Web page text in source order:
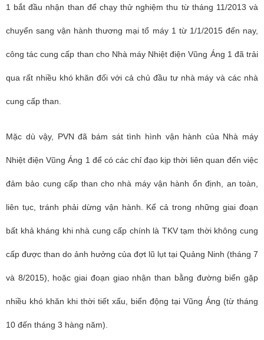
1 bắt đầu nhận than để chạy thử nghiệm thu từ tháng 11/2013 và
chuyển sang vận hành thương mại tổ máy 1 từ 1/1/2015 đến nay,
công tác cung cấp than cho Nhà máy Nhiệt điện Vũng Áng 1 đã trải
qua rất nhiều khó khăn đối với cả chủ đầu tư nhà máy và các nhà
cung cấp than.
Mặc dù vậy, PVN đã bám sát tình hình vận hành của Nhà máy
Nhiệt điện Vũng Áng 1 để có các chỉ đạo kịp thời liên quan đến việc
đảm bảo cung cấp than cho nhà máy vận hành ổn định, an toàn,
liên tục, tránh phải dừng vận hành. Kể cả trong những giai đoạn
bất khả kháng khi nhà cung cấp chính là TKV tạm thời không cung
cấp được than do ảnh hưởng của đợt lũ lụt tại Quảng Ninh (tháng 7
và 8/2015), hoặc giai đoạn giao nhận than bằng đường biển gặp
nhiều khó khăn khi thời tiết xấu, biển động tại Vũng Áng (từ tháng
10 đến tháng 3 hàng năm).